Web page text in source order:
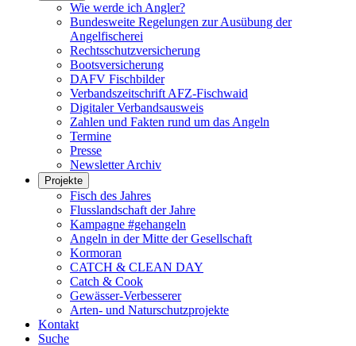
Wie werde ich Angler?
Bundesweite Regelungen zur Ausübung der
Angelfischerei
Rechtsschutzversicherung
Bootsversicherung
DAFV Fischbilder
Verbandszeitschrift AFZ-Fischwaid
Digitaler Verbandsausweis
Zahlen und Fakten rund um das Angeln
Termine
Presse
Newsletter Archiv
Projekte
Fisch des Jahres
Flusslandschaft der Jahre
Kampagne #gehangeln
Angeln in der Mitte der Gesellschaft
Kormoran
CATCH & CLEAN DAY
Catch & Cook
Gewässer-Verbesserer
Arten- und Naturschutzprojekte
Kontakt
Suche